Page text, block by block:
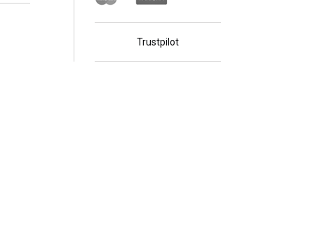
Trustpilot